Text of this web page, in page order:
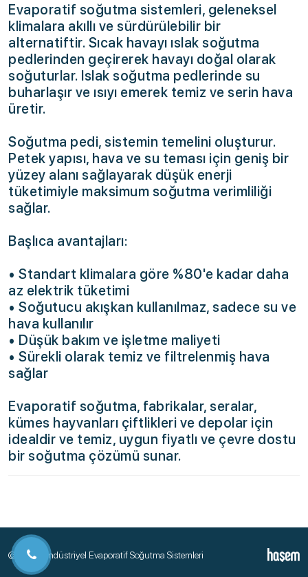
Evaporatif soğutma sistemleri, geleneksel
klimalara akıllı ve sürdürülebilir bir
alternatiftir. Sıcak havayı ıslak soğutma
pedlerinden geçirerek havayı doğal olarak
soğuturlar. Islak soğutma pedlerinde su
buharlaşır ve ısıyı emerek temiz ve serin hava
üretir.
Soğutma pedi, sistemin temelini oluşturur.
Petek yapısı, hava ve su teması için geniş bir
yüzey alanı sağlayarak düşük enerji
tüketimiyle maksimum soğutma verimliliği
sağlar.
Başlıca avantajları:
• Standart klimalara göre %80'e kadar daha
az elektrik tüketimi
• Soğutucu akışkan kullanılmaz, sadece su ve
hava kullanılır
• Düşük bakım ve işletme maliyeti
• Sürekli olarak temiz ve filtrelenmiş hava
sağlar
Evaporatif soğutma, fabrikalar, seralar,
kümes hayvanları çiftlikleri ve depolar için
idealdir ve temiz, uygun fiyatlı ve çevre dostu
bir soğutma çözümü sunar.
© 2026 Endüstriyel Evaporatif Soğutma Sistemleri